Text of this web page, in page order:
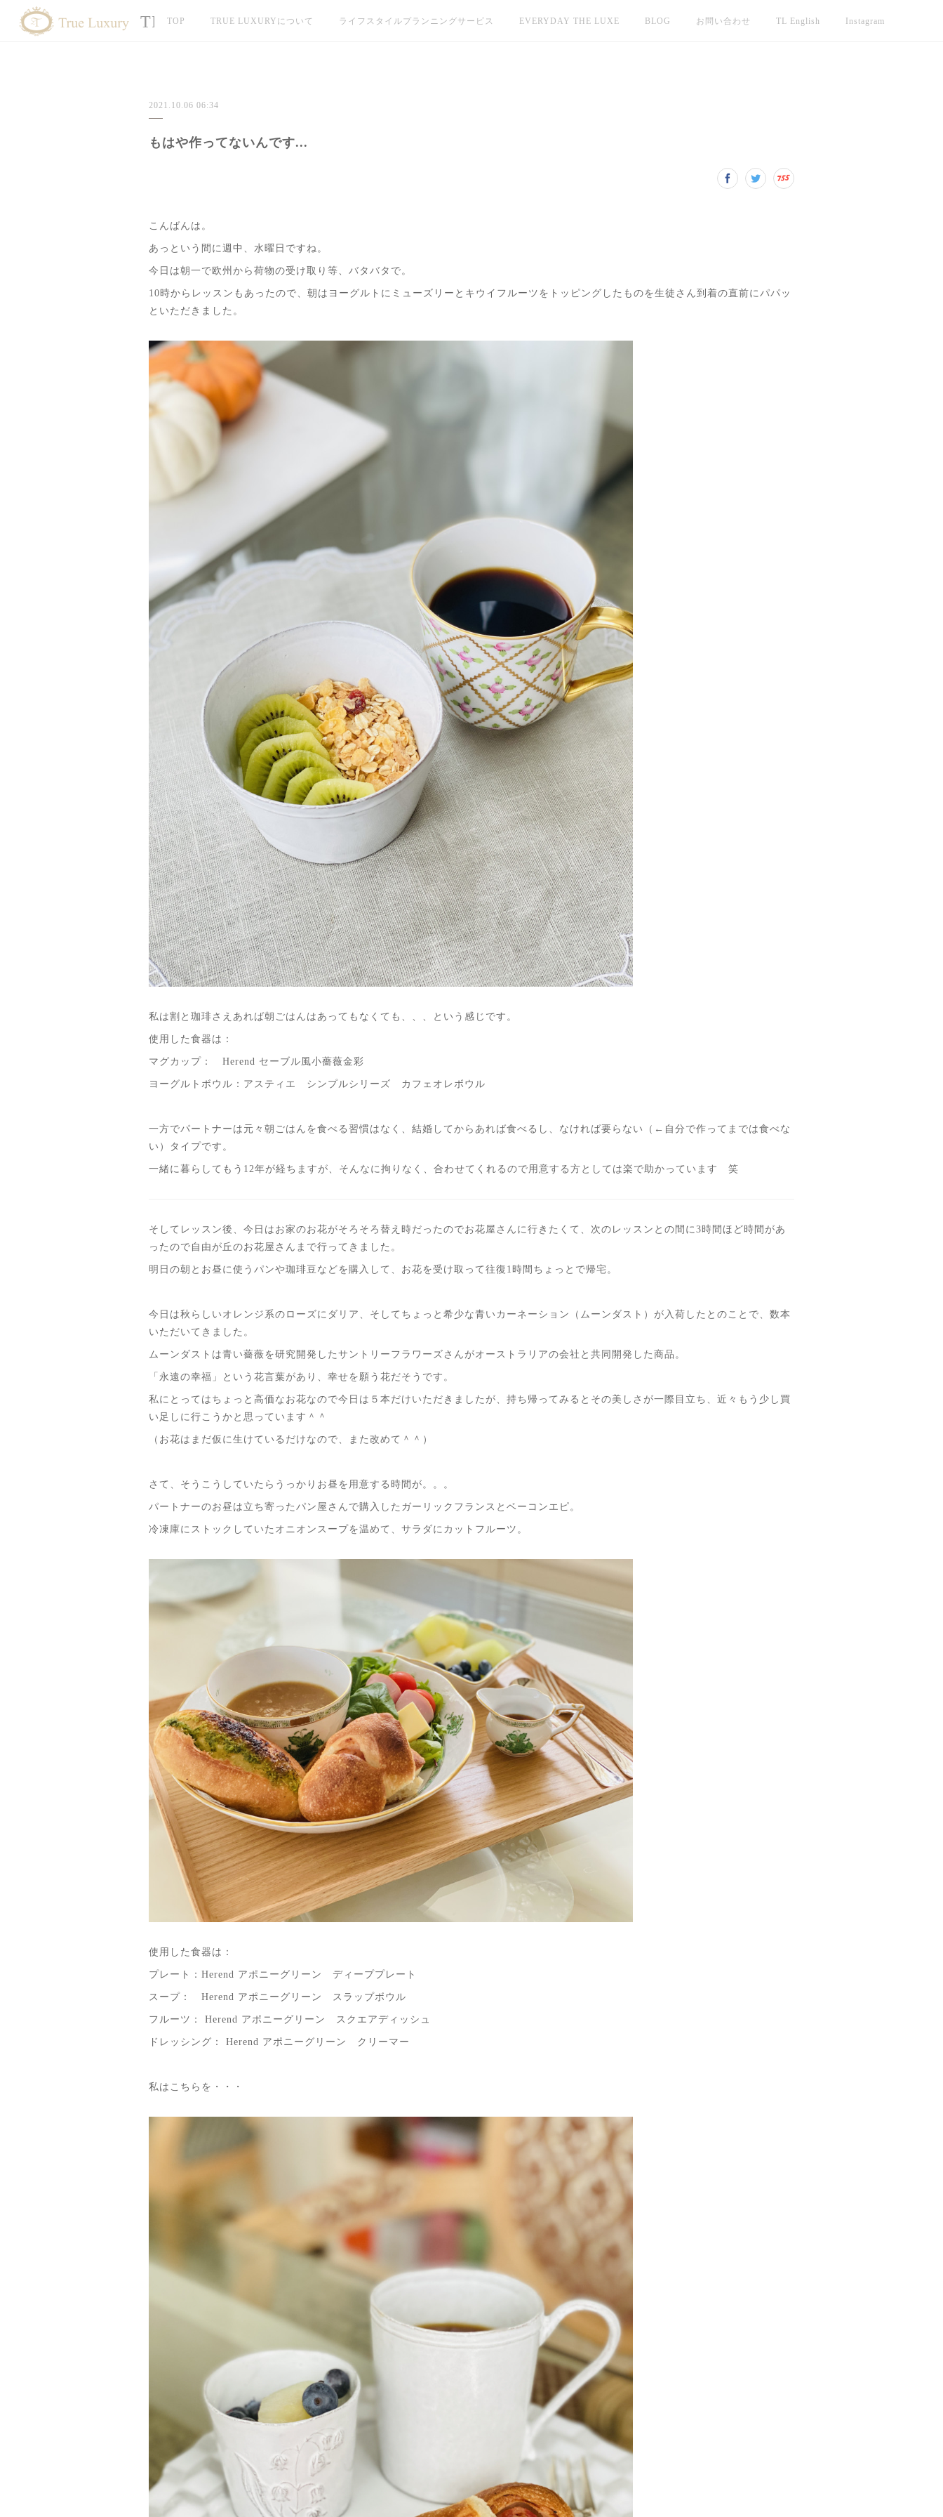
TRUE LUXURY
TOP TRUE LUXURYについて ライフスタイルプランニングサービス EVERYDAY THE LUXE BLOG お問い合わせ TL English Instagram
2021.10.06 06:34
もはや作ってないんです...
こんばんは。
あっという間に週中、水曜日ですね。
今日は朝一で欧州から荷物の受け取り等、バタバタで。
10時からレッスンもあったので、朝はヨーグルトにミューズリーとキウイフルーツをトッピングしたものを生徒さん到着の直前にパパッ
といただきました。
私は割と珈琲さえあれば朝ごはんはあってもなくても、、、という感じです。
使用した食器は：
マグカップ： Herend セーブル風小薔薇金彩
ヨーグルトボウル：アスティエ シンプルシリーズ カフェオレボウル
一方でパートナーは元々朝ごはんを食べる習慣はなく、結婚してからあれば食べるし、なければ要らない（←自分で作ってまでは食べな
い）タイプです。
一緒に暮らしてもう12年が経ちますが、そんなに拘りなく、合わせてくれるので用意する方としては楽で助かっています 笑
そしてレッスン後、今日はお家のお花がそろそろ替え時だったのでお花屋さんに行きたくて、次のレッスンとの間に3時間ほど時間があ
ったので自由が丘のお花屋さんまで行ってきました。
明日の朝とお昼に使うパンや珈琲豆などを購入して、お花を受け取って往復1時間ちょっとで帰宅。
今日は秋らしいオレンジ系のローズにダリア、そしてちょっと希少な青いカーネーション（ムーンダスト）が入荷したとのことで、数本
いただいてきました。
ムーンダストは青い薔薇を研究開発したサントリーフラワーズさんがオーストラリアの会社と共同開発した商品。
「永遠の幸福」という花言葉があり、幸せを願う花だそうです。
私にとってはちょっと高価なお花なので今日は５本だけいただきましたが、持ち帰ってみるとその美しさが一際目立ち、近々もう少し買
い足しに行こうかと思っています＾＾
（お花はまだ仮に生けているだけなので、また改めて＾＾）
さて、そうこうしていたらうっかりお昼を用意する時間が。。。
パートナーのお昼は立ち寄ったパン屋さんで購入したガーリックフランスとベーコンエピ。
冷凍庫にストックしていたオニオンスープを温めて、サラダにカットフルーツ。
使用した食器は：
プレート：Herend アポニーグリーン ディーププレート
スープ： Herend アポニーグリーン スラップボウル
フルーツ： Herend アポニーグリーン スクエアディッシュ
ドレッシング： Herend アポニーグリーン クリーマー
私はこちらを・・・